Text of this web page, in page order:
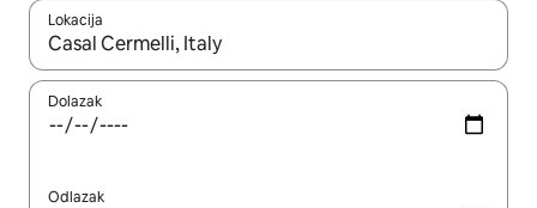
Lokacija
Kada budu dostupni rezultati, moći ćete ih pregledati
Dolazak
Odlazak